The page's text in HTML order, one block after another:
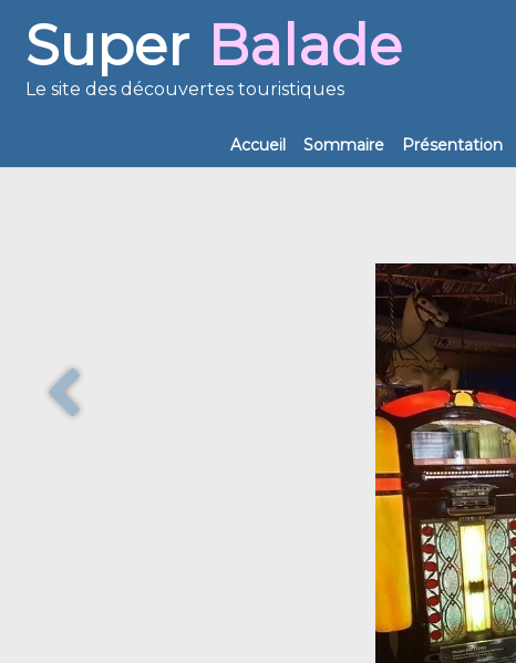
Super Balade
Le site des découvertes touristiques
Accueil Sommaire Présentation